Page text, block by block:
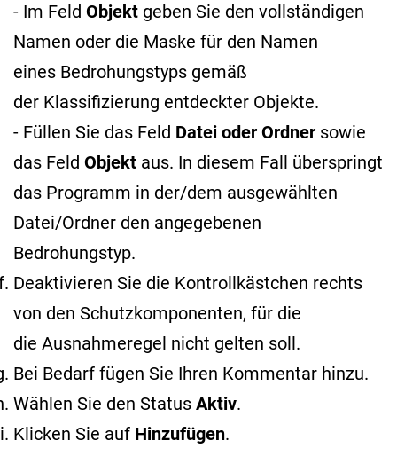
- Im Feld Objekt geben Sie den vollständigen
Namen oder die Maske für den Namen
eines Bedrohungstyps gemäß
der Klassifizierung entdeckter Objekte.
- Füllen Sie das Feld Datei oder Ordner sowie
das Feld Objekt aus. In diesem Fall überspringt
das Programm in der/dem ausgewählten
Datei/Ordner den angegebenen
Bedrohungstyp.
Deaktivieren Sie die Kontrollkästchen rechts
von den Schutzkomponenten, für die
die Ausnahmeregel nicht gelten soll.
Bei Bedarf fügen Sie Ihren Kommentar hinzu.
Wählen Sie den Status Aktiv.
Klicken Sie auf Hinzufügen.